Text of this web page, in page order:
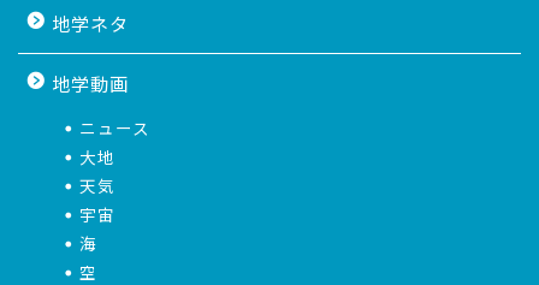
地学ネタ
地学動画
ニュース
大地
天気
宇宙
海
空